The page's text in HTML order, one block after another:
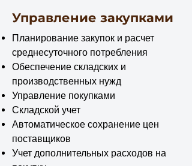
Управление закупками
Планирование закупок и расчет
среднесуточного потребления
Обеспечение складских и
производственных нужд
Управление покупками
Складской учет
Автоматическое сохранение цен
поставщиков
Учет дополнительных расходов на